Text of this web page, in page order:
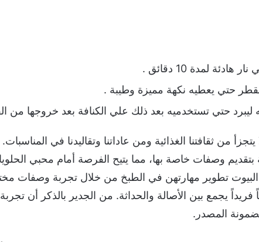
لمدة 10 دقائق .
حتي يعطيه نكهة مميزة وطيبة .
حتي تستخدميه بعد ذلك علي الكنافة بعد خروجها من
من ثقافتنا الغذائية ومن عاداتنا وتقاليدنا في المناسبات.
وصفات خاصة بها، مما يتيح الفرصة أمام محبي
تطوير مهارتهن في الطبخ من خلال تجربة وصفات
يجمع بين الأصالة والحداثة. من الجدير بالذكر أن
المصدر.